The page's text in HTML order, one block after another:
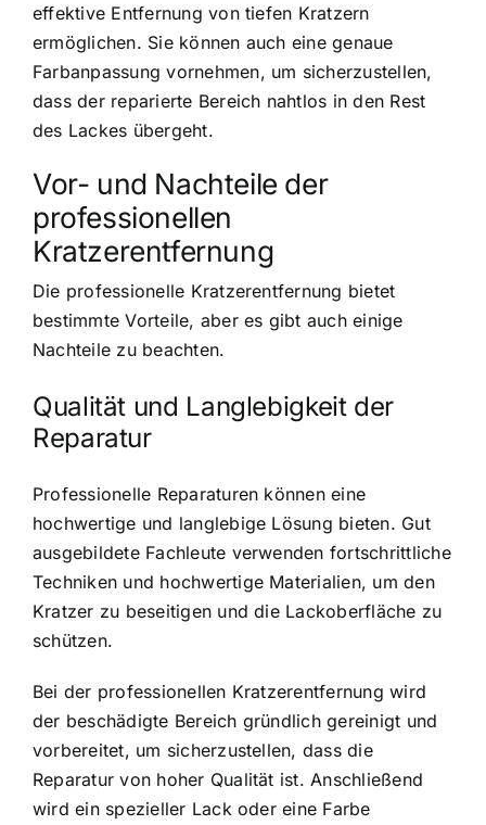
effektive Entfernung von tiefen Kratzern
ermöglichen. Sie können auch eine genaue
Farbanpassung vornehmen, um sicherzustellen,
dass der reparierte Bereich nahtlos in den Rest
des Lackes übergeht.
Vor- und Nachteile der
professionellen
Kratzerentfernung
Die professionelle Kratzerentfernung bietet
bestimmte Vorteile, aber es gibt auch einige
Nachteile zu beachten.
Qualität und Langlebigkeit der
Reparatur
Professionelle Reparaturen können eine
hochwertige und langlebige Lösung bieten. Gut
ausgebildete Fachleute verwenden fortschrittliche
Techniken und hochwertige Materialien, um den
Kratzer zu beseitigen und die Lackoberfläche zu
schützen.
Bei der professionellen Kratzerentfernung wird
der beschädigte Bereich gründlich gereinigt und
vorbereitet, um sicherzustellen, dass die
Reparatur von hoher Qualität ist. Anschließend
wird ein spezieller Lack oder eine Farbe